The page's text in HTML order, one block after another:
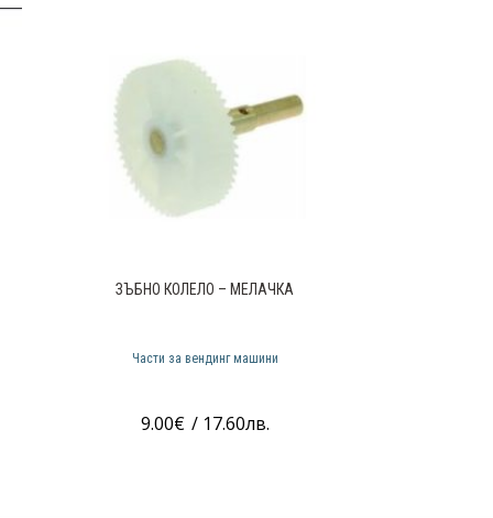
ЗЪБНО КОЛЕЛО – МЕЛАЧКА
Части за вендинг машини
9.00€ / 17.60лв.